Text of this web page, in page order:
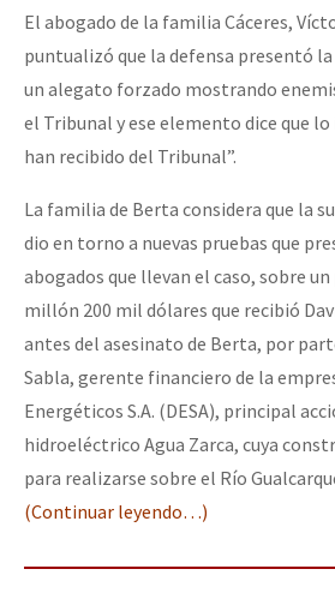
Semillero Guerra contra la
la naturaleza bajo asedio)
Libros para descargar
Medios Libres
COVID-19
Eventos
Contacto
El abogado de la familia Cáceres,
puntualizó que la defensa presentó
un alegato forzado mostrando
el Tribunal y ese elemento dice que
han recibido del Tribunal”.
La familia de Berta considera que la
dio en torno a nuevas pruebas que
abogados que llevan el caso, sobre un
millón 200 mil dólares que recibió
antes del asesinato de Berta, por
Sabla, gerente financiero de la
Energéticos S.A. (DESA), principal
hidroeléctrico Agua Zarca, cuya
para realizarse sobre el Río
(Continuar leyendo…)